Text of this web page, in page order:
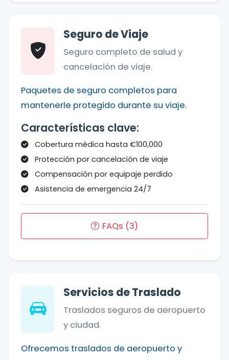
Seguro de Viaje
Seguro completo de salud y
cancelación de viaje.
Paquetes de seguro completos para
mantenerle protegido durante su viaje.
Características clave:
Cobertura médica hasta €100,000
Protección por cancelación de viaje
Compensación por equipaje perdido
Asistencia de emergencia 24/7
FAQs (3)
Servicios de Traslado
Traslados seguros de aeropuerto
y ciudad.
Ofrecemos traslados de aeropuerto y